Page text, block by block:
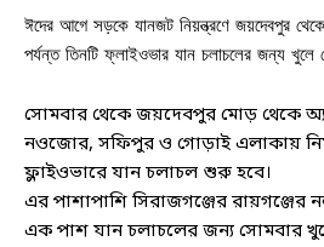
ঈদের আগে সড়কে যানজট নিয়ন্ত্রণে জয়দেবপুর
পর্যন্ত তিনটি ফ্লাইওভার যান চলাচলের জন্য খুলে
সোমবার থেকে জয়দেবপুর মোড় থেকে
নওজোর, সফিপুর ও গোড়াই এলাকায়
ফ্লাইওভারে যান চলাচল শুরু হবে।
এর পাশাপাশি সিরাজগঞ্জের
এক পাশ যান চলাচলের জন্য সোমবার